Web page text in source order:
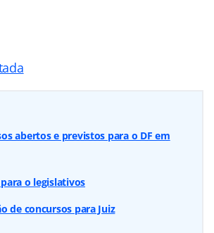
abertos e previstos para o DF em
o legislativos
de concursos para Juiz